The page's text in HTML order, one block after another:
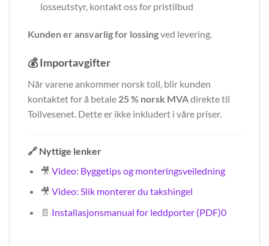
losseutstyr, kontakt oss for pristilbud
Kunden er ansvarlig for lossingved levering.
💰 Importavgifter
Når varene ankommer norsk toll, blir kunden
kontaktet for å betale 25 % norsk MVAdirekte til
Tollvesenet. Dette er ikke inkludert i våre priser.
🔗 Nyttige lenker
🎥 Video: Byggetips og monteringsveiledning
🎥 Video: Slik monterer du takshingel
📄 Installasjonsmanual for leddporter (PDF)0